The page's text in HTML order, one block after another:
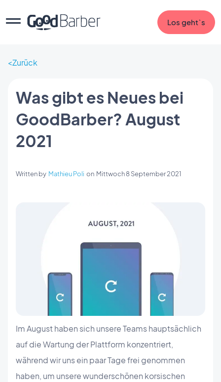
Los geht`s
Zurück
Was gibt es Neues bei
GoodBarber? August
2021
Written by Mathieu Poli on Mittwoch 8 September 2021
Im August haben sich unsere Teams hauptsächlich
auf die Wartung der Plattform konzentriert,
während wir uns ein paar Tage frei genommen
haben, um unsere wunderschönen korsischen